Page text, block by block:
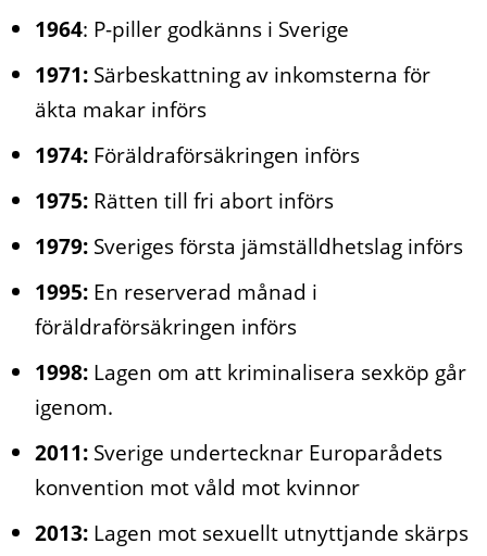
1964: P-piller godkänns i Sverige
1971: Särbeskattning av inkomsterna för
äkta makar införs
1974: Föräldraförsäkringen införs
1975: Rätten till fri abort införs
1979: Sveriges första jämställdhetslag införs
1995: En reserverad månad i
föräldraförsäkringen införs
1998: Lagen om att kriminalisera sexköp går
igenom.
2011: Sverige undertecknar Europarådets
konvention mot våld mot kvinnor
2013: Lagen mot sexuellt utnyttjande skärps